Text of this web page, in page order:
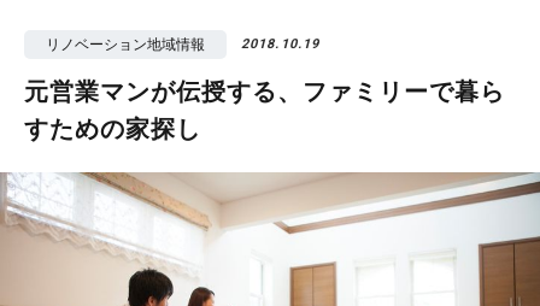
リノベーション地域情報 2018.10.19
元営業マンが伝授する、ファミリーで暮ら
すための家探し